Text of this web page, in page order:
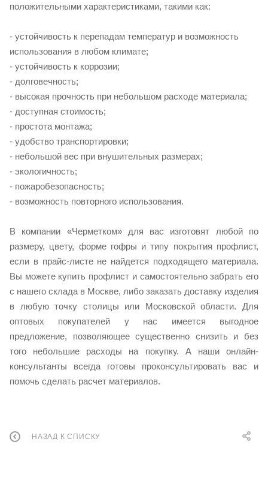
положительными характеристиками, такими как:
- устойчивость к перепадам температур и возможность
использования в любом климате;
- устойчивость к коррозии;
- долговечность;
- высокая прочность при небольшом расходе материала;
- доступная стоимость;
- простота монтажа;
- удобство транспортировки;
- небольшой вес при внушительных размерах;
- экологичность;
- пожаробезопасность;
- возможность повторного использования.
В компании «Черметком» для вас изготовят любой по
размеру, цвету, форме гофры и типу покрытия профлист,
если в прайс-листе не найдется подходящего материала.
Вы можете купить профлист и самостоятельно забрать его
с нашего склада в Москве, либо заказать доставку изделия
в любую точку столицы или Московской области. Для
оптовых покупателей у нас имеется выгодное
предложение, позволяющее существенно снизить и без
того небольшие расходы на покупку. А наши онлайн-
консультанты всегда готовы проконсультировать вас и
помочь сделать расчет материалов.
НАЗАД К СПИСКУ